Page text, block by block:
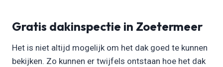
Gratis dakinspectie in Zoetermeer
Het is niet altijd mogelijk om het dak goed te kunnen
bekijken. Zo kunnen er twijfels ontstaan hoe het dak